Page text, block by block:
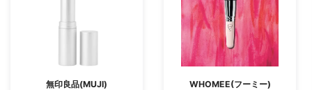
無印良品(MUJI)
WHOMEE(フーミー)